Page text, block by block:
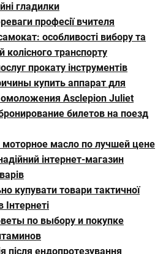
гладилки
професії вчителя
особливості вибору та
колісного транспорту
прокату інструментів
купить аппарат для
Asclepion Juliet
билетов на поезд
моторное масло по лучшей цене
інтернет-магазин
купувати товари тактичної
по выбору и покупке
після ендопротезування